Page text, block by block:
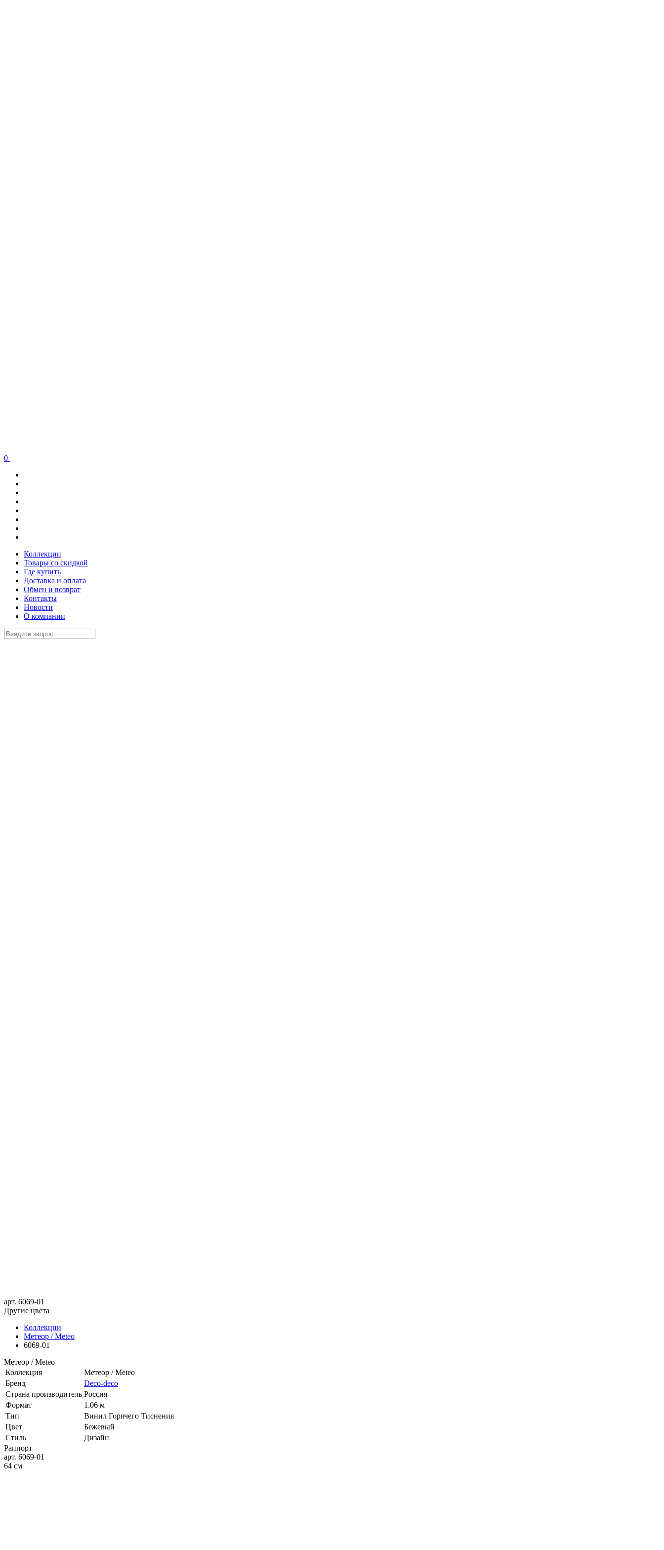
0
Коллекции
Товары со скидкой
Где купить
Доставка и оплата
Обмен и возврат
Контакты
Новости
О компании
арт. 6069-01
Другие цвета
Коллекции
Метеор / Meteo
6069-01
Метеор / Meteo
Коллекция
Метеор / Meteo
Бренд
Deco-deco
Страна производитель Россия
Формат
1.06 м
Тип
Винил Горячего Тиснения
Цвет
Бежевый
Стиль
Дизайн
Раппорт
арт. 6069-01
64 см